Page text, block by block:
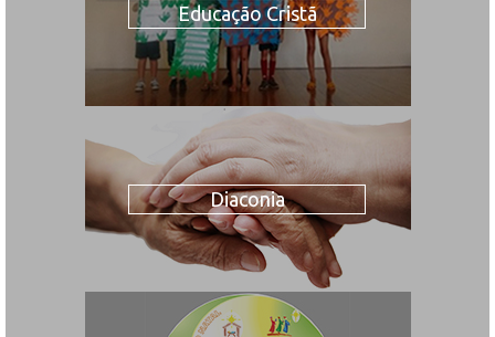
Educação Cristã
Diaconia